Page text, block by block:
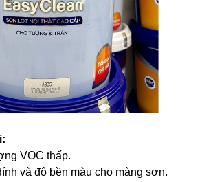
VOC thấp.
và độ bền màu cho màng sơn.